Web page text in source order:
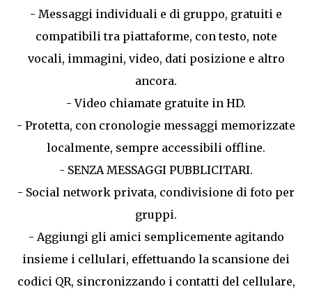
- Messaggi individuali e di gruppo, gratuiti e
compatibili tra piattaforme, con testo, note
vocali, immagini, video, dati posizione e altro
ancora.
- Video chiamate gratuite in HD.
- Protetta, con cronologie messaggi memorizzate
localmente, sempre accessibili offline.
- SENZA MESSAGGI PUBBLICITARI.
- Social network privata, condivisione di foto per
gruppi.
- Aggiungi gli amici semplicemente agitando
insieme i cellulari, effettuando la scansione dei
codici QR, sincronizzando i contatti del cellulare,